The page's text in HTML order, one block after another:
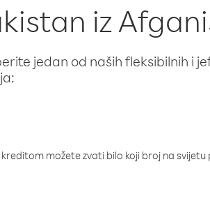
iz
jedan od naših fleksibilnih i
možete zvati bilo koji broj na